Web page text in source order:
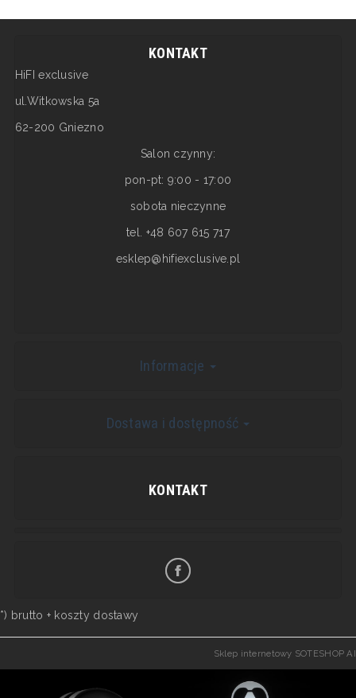
KONTAKT
HiFI exclusive
ul.Witkowska 5a
62-200 Gniezno
Salon czynny:
pon-pt: 9:00 - 17:00
sobota nieczynne
tel. +48 607 615 717
esklep@hifiexclusive.pl
Informacje
Dostawa i dostępność
KONTAKT
*) brutto + koszty dostawy
Sklep internetowy SOTESHOP AI